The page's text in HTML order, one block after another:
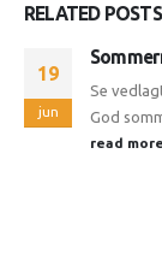
RELATED POSTS
19
jun
Se
God
read more